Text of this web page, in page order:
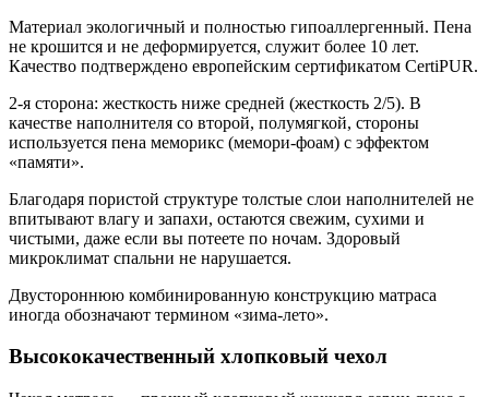
Материал экологичный и полностью гипоаллергенный. Пена
не крошится и не деформируется, служит более 10 лет.
Качество подтверждено европейским сертификатом CertiPUR.
2-я сторона: жесткость ниже средней (жесткость 2/5). В
качестве наполнителя со второй, полумягкой, стороны
используется пена меморикс (мемори-фоам) с эффектом
«памяти».
Благодаря пористой структуре толстые слои наполнителей не
впитывают влагу и запахи, остаются свежим, сухими и
чистыми, даже если вы потеете по ночам. Здоровый
микроклимат спальни не нарушается.
Двустороннюю комбинированную конструкцию матраса
иногда обозначают термином «зима-лето».
Высококачественный хлопковый чехол